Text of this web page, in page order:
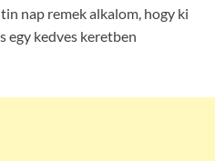
nap remek alkalom, hogy ki
egy kedves keretben